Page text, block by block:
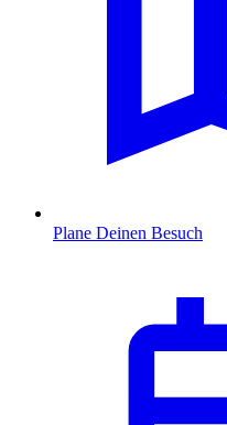
Plane Deinen Besuch